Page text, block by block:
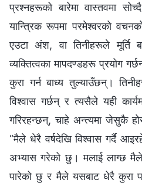
प्रश्नहरूको बारेमा वास्तवमा
यान्त्रिक रूपमा परमेश्‍वरको
एउटा अंश, वा तिनीहरूले मूर्ति
व्यक्तित्वका मापदण्डहरू प्रयोग
कुरा गर्न बाध्य तुल्याउँछन्।
विश्‍वास गर्छन् र त्यसैले यही
गरिरहन्छन्, चाहे अन्त्यमा जेसुकै
“मैले धेरै वर्षदेखि विश्‍वास गर्दै
अभ्यास गरेको छु। मलाई लाग्छ मैले
पारेको छु र मैले यसबाट धेरै कुरा